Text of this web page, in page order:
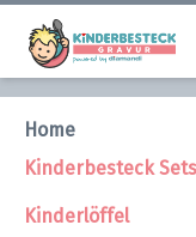
Home
Kinderbesteck Sets
Kinderlöffel
Gravur. Einfach